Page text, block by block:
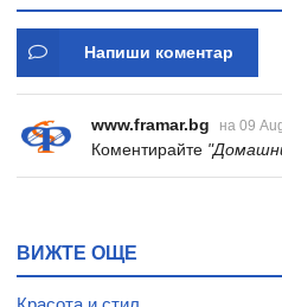
Напиши коментар
www.framar.bg на 09
Коментирайте
ВИЖТЕ ОЩЕ